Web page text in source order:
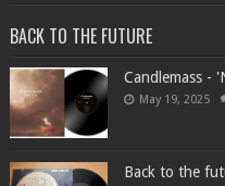
BACK TO THE FUTURE
Candlemass -
May 19, 2025
Back to the